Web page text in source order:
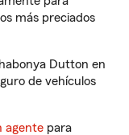
más preciados
Dutton en
de vehículos
agente para